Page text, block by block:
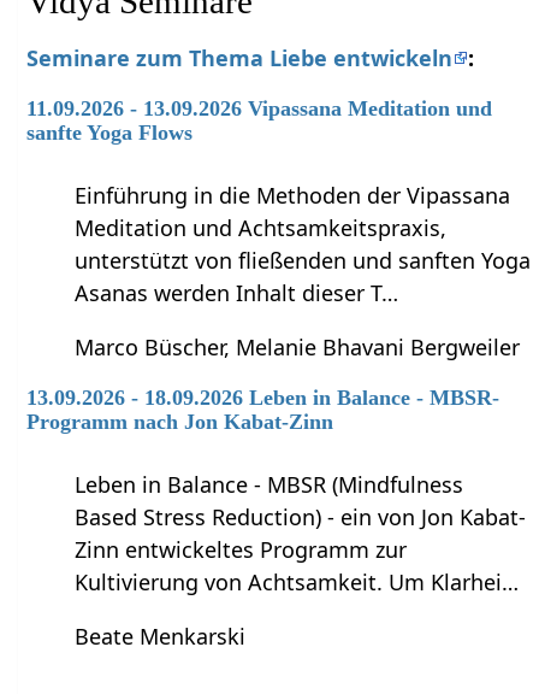
Seminare zum Thema Liebe entwickeln :
11.09.2026 - 13.09.2026 Vipassana Meditation und
sanfte Yoga Flows
Einführung in die Methoden der Vipassana
Meditation und Achtsamkeitspraxis,
unterstützt von fließenden und sanften Yoga
Asanas werden Inhalt dieser T…
Marco Büscher, Melanie Bhavani Bergweiler
13.09.2026 - 18.09.2026 Leben in Balance - MBSR-
Programm nach Jon Kabat-Zinn
Leben in Balance - MBSR (Mindfulness
Based Stress Reduction) - ein von Jon Kabat-
Zinn entwickeltes Programm zur
Kultivierung von Achtsamkeit. Um Klarhei…
Beate Menkarski